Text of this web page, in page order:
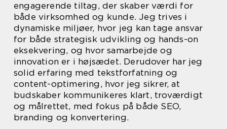
engagerende tiltag, der skaber værdi for
både virksomhed og kunde. Jeg trives i
dynamiske miljøer, hvor jeg kan tage ansvar
for både strategisk udvikling og hands-on
eksekvering, og hvor samarbejde og
innovation er i højsædet. Derudover har jeg
solid erfaring med tekstforfatning og
content-optimering, hvor jeg sikrer, at
budskaber kommunikeres klart, troværdigt
og målrettet, med fokus på både SEO,
branding og konvertering.